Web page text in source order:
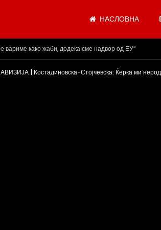
НАСЛОВНА
Печат“ 05.08.2026
| Костадиновска-Стојчевска: Ќерка ми